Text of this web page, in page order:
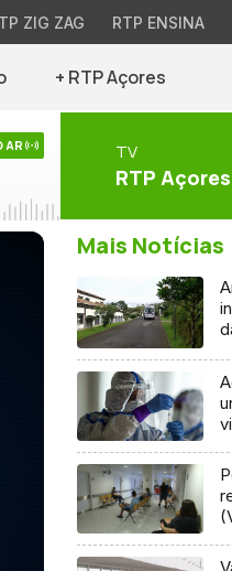
ZIG ZAG RTP ENSINA
+ RTP Açores
AR TV
RTP Açores
Mais Notícias